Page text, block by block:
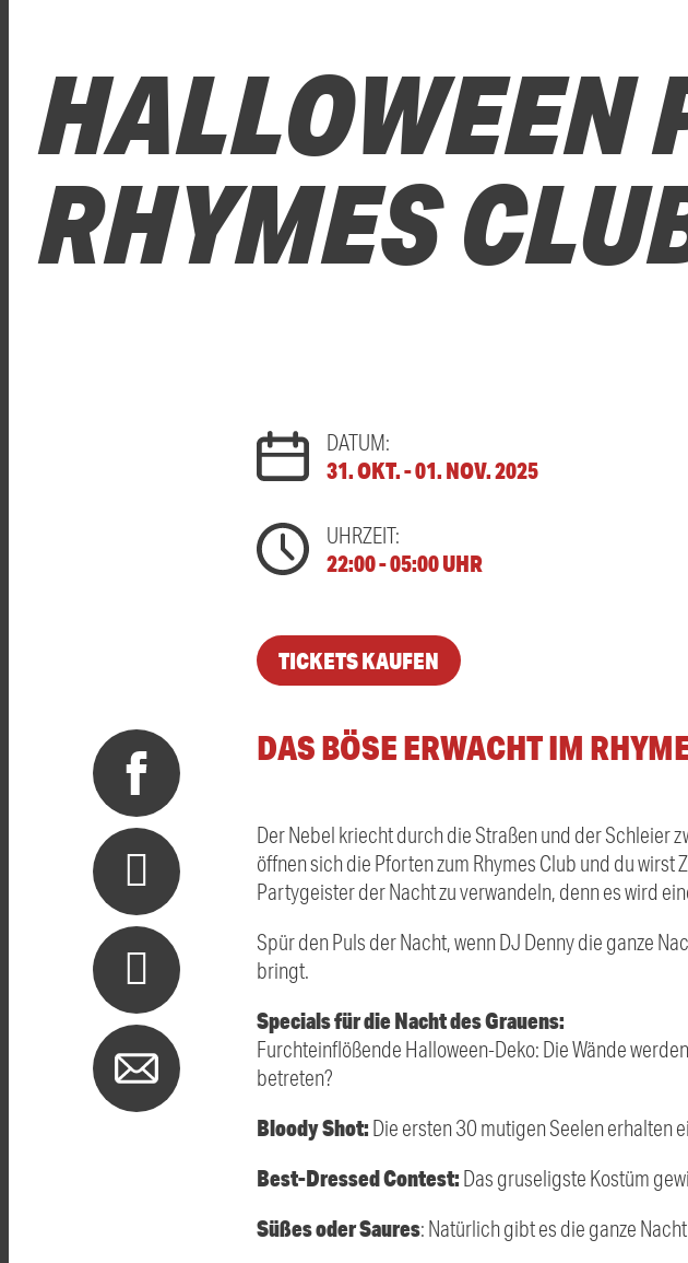
HALLOWEEN
RHYMES
DATUM:
31. OKT. - 01. NOV. 2025
UHRZEIT:
22:00 - 05:00 UHR
TICKETS KAUFEN
DAS BÖSE ERWACHT IM
Der Nebel kriecht durch die Straßen und der Schleier
öffnen sich die Pforten zum Rhymes Club und du
Partygeister der Nacht zu verwandeln, denn es wird
Spür den Puls der Nacht, wenn DJ Denny die ganze
bringt.
Specials für die Nacht des Grauens:
Furchteinflößende Halloween-Deko: Die Wände
betreten?
Bloody Shot: Die ersten 30 mutigen Seelen erhalten
Best-Dressed Contest: Das gruseligste Kostüm
Süßes oder Saures: Natürlich gibt es die ganze